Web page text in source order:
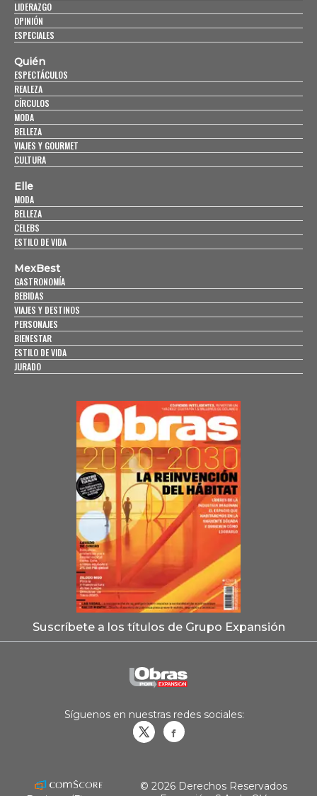
LIDERAZGO
OPINIÓN
ESPECIALES
Quién
ESPECTÁCULOS
REALEZA
CÍRCULOS
MODA
BELLEZA
VIAJES Y GOURMET
CULTURA
Elle
MODA
BELLEZA
CELEBS
ESTILO DE VIDA
MexBest
GASTRONOMÍA
BEBIDAS
VIAJES Y DESTINOS
PERSONAJES
BIENESTAR
ESTILO DE VIDA
JURADO
Suscríbete a los títulos de Grupo Expansión
Síguenos en nuestras redes sociales:
© 2026 Derechos Reservados